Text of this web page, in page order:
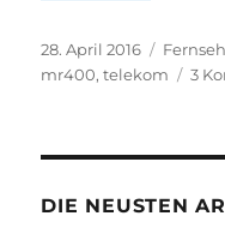
Veröffentlicht
am
28. April 2016
mr400,telekom 3
DIE NEUSTEN